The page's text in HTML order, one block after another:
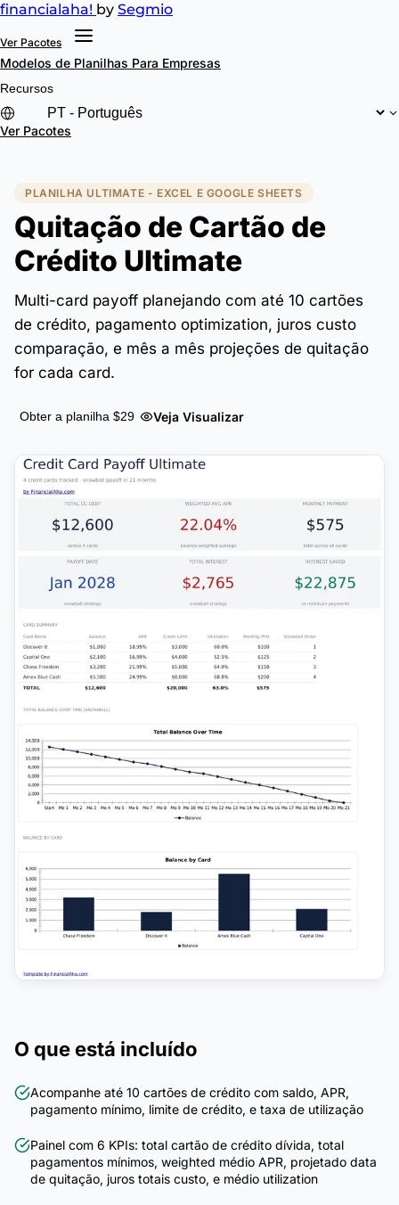
financialaha! by Segmio
Ver Pacotes
Modelos de Planilhas Para Empresas
Recursos
Ver Pacotes
PLANILHA ULTIMATE - EXCEL E GOOGLE SHEETS
Quitação de Cartão de
Crédito Ultimate
Multi-card payoff planejando com até 10 cartões
de crédito, pagamento optimization, juros custo
comparação, e mês a mês projeções de quitação
for cada card.
Obter a planilha $29 Veja Visualizar
O que está incluído
Acompanhe até 10 cartões de crédito com saldo, APR,
pagamento mínimo, limite de crédito, e taxa de utilização
Painel com 6 KPIs: total cartão de crédito dívida, total
pagamentos mínimos, weighted médio APR, projetado data
de quitação, juros totais custo, e médio utilization